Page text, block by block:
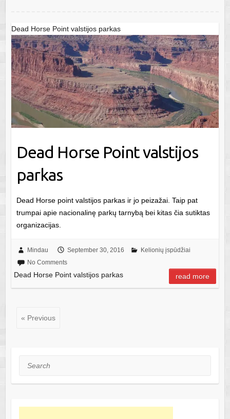
Dead Horse Point valstijos parkas
Dead Horse Point valstijos
parkas
Dead Horse point valstijos parkas ir jo peizažai. Taip pat
trumpai apie nacionalinę parkų tarnybą bei kitas čia sutiktas
organizacijas.
Mindau September 30, 2016
Kelionių įspūdžiai
No Comments
Dead Horse Point valstijos parkas read more
« Previous
Search